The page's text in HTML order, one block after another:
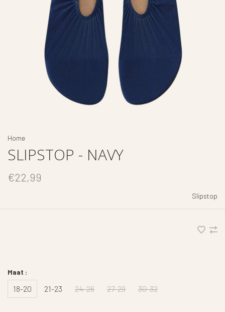
Home
SLIPSTOP - NAVY
€22,99
Slipstop
Maat :
18-20 21-23 24-26 27-29 30-32